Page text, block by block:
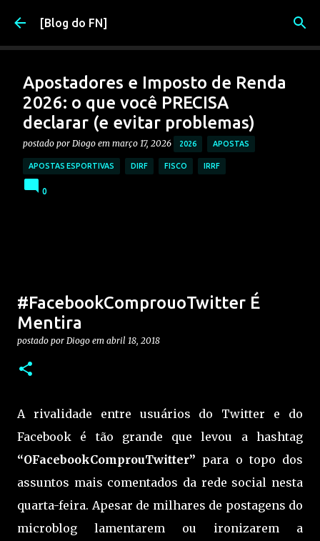
Pular para o conteúdo principal
[Blog do FN]
Apostadores e Imposto de Renda
2026: o que você PRECISA
declarar (e evitar problemas)
postado por Diogo em março 17, 2026 2026 APOSTAS
APOSTAS ESPORTIVAS DIRF FISCO IRRF
0
#FacebookComprouoTwitter É
Mentira
postado por Diogo em abril 18, 2018
A rivalidade entre usuários do Twitter e do
Facebook é tão grande que levou a hashtag
“OFacebookComprouTwitter” para o topo dos
assuntos mais comentados da rede social nesta
quarta-feira. Apesar de milhares de postagens do
microblog lamentarem ou ironizarem a